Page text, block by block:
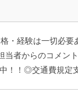
・経験は一切必
当者からのコメン
！！◎交通費規定